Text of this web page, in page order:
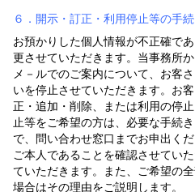
６．開示・訂正・利用停止等の手続
お預かりした個人情報が不正確で
更させていただきます。当事務所
メ－ルでのご案内について、お客
いを停止させていただきます。お
正・追加・削除、または利用の停
止等をご希望の方は、必要な手続
で、問い合わせ窓口までお申出く
ご本人であることを確認させてい
ていただきます。また、ご希望の
場合はその理由をご説明します。